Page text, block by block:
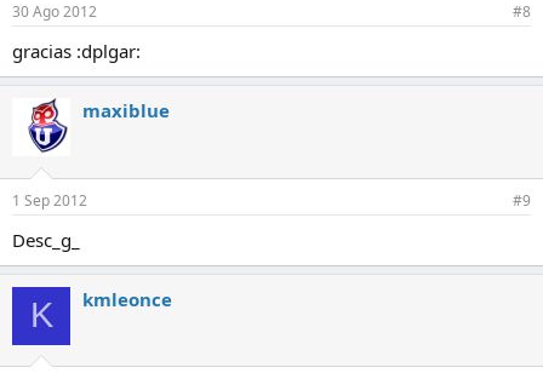
30 Ago 2012 #8
gracias :dplgar:
maxiblue
1 Sep 2012 #9
Desc_g_
K kmleonce